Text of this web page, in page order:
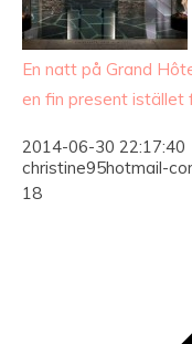
En natt på Grand
en fin present istället
2014-06-30 22:17:40
christine95hotmail-
18